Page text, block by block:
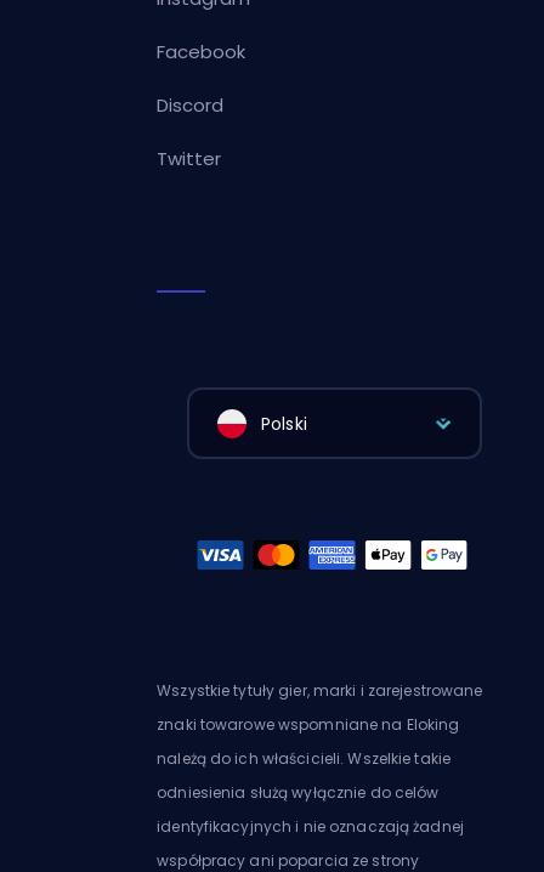
Facebook
Discord
Twitter
Polski
Wszystkie tytuły gier, marki i zarejestrowane
znaki towarowe wspomniane na Eloking
należą do ich właścicieli. Wszelkie takie
odniesienia służą wyłącznie do celów
identyfikacyjnych i nie oznaczają żadnej
współpracy ani poparcia ze strony